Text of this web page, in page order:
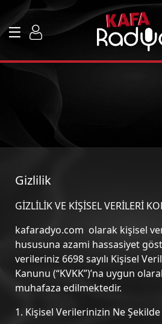
Gizlilik
GİZLİLİK VE KİŞİSEL VERİLERİ
kafaradyo.com olarak kişisel
hususuna azami hassasiyet
verileriniz 6698 sayılı Kişisel
Kanunu (“KVKK”)’na uygun
muhafaza edilmektedir.
1. Kişisel Verilerinizin Ne